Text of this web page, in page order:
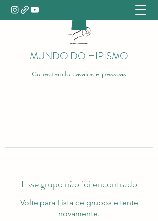
MUNDO DO HIPISMO
Conectando cavalos e pessoas
Esse grupo não foi encontrado
Volte para Lista de grupos e tente
novamente.